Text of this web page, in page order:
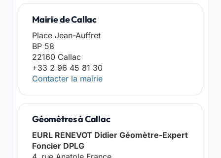
Mairie de Callac
Place Jean-Auffret
BP 58
22160 Callac
+33 2 96 45 81 30
Contacter la mairie
Géomètres à Callac
EURL RENEVOT Didier Géomètre-Expert
Foncier DPLG